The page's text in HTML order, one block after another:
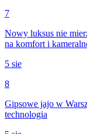
7
Nowy luksus nie
na komfort i
5 sie
8
Gipsowe jajo w
technologia